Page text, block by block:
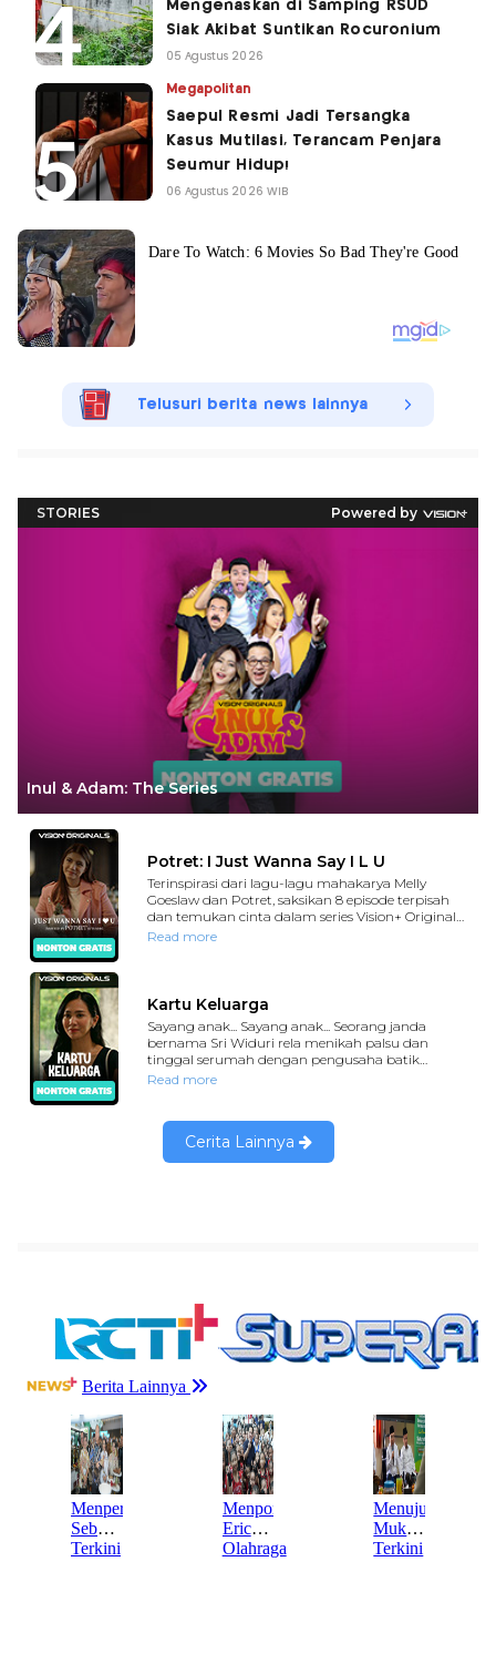
Mengenaskan di Samping RSUD
Siak Akibat Suntikan Rocuronium
05 Agustus 2026
Megapolitan
Saepul Resmi Jadi Tersangka
Kasus Mutilasi, Terancam Penjara
Seumur Hidup!
06 Agustus 2026 WIB
Telusuri berita news lainnya